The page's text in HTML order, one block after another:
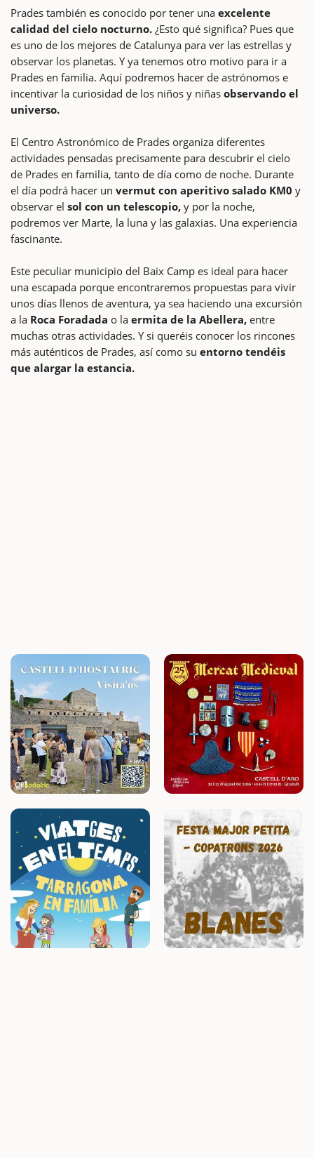
Prades también es conocido por tener una excelente
calidad del cielo nocturno. ¿Esto qué significa? Pues que
es uno de los mejores de Catalunya para ver las estrellas y
observar los planetas. Y ya tenemos otro motivo para ir a
Prades en familia. Aquí podremos hacer de astrónomos e
incentivar la curiosidad de los niños y niñas observando el
universo.
El Centro Astronómico de Prades organiza diferentes
actividades pensadas precisamente para descubrir el cielo
de Prades en familia, tanto de día como de noche. Durante
el día podrá hacer un vermut con aperitivo salado KM0 y
observar el sol con un telescopio, y por la noche,
podremos ver Marte, la luna y las galaxias. Una experiencia
fascinante.
Este peculiar municipio del Baix Camp es ideal para hacer
una escapada porque encontraremos propuestas para vivir
unos días llenos de aventura, ya sea haciendo una excursión
a la Roca Foradada o la ermita de la Abellera, entre
muchas otras actividades. Y si queréis conocer los rincones
más auténticos de Prades, así como su entorno tendéis
que alargar la estancia.